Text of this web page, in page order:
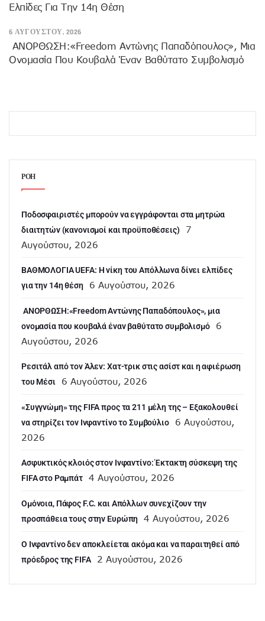
Ελπίδες Για Την 14η Θέση
6 ΑΥΓΟΎΣΤΟΥ, 2026
ANOΡΘΩΣΗ:«Freedom Αντώνης Παπαδόπουλος», Μια
Ονομασία Που Κουβαλά Έναν Βαθύτατο Συμβολισμό
ΡΟΗ
Ποδοσφαιριστές μπορούν να εγγράφονται στα μητρώα
διαιτητών (κανονισμοί και προϋποθέσεις)
7
Αυγούστου, 2026
ΒΑΘΜΟΛΟΓΙΑ UEFA: Η νίκη του Απόλλωνα δίνει ελπίδες
για την 14η θέση
6 Αυγούστου, 2026
ANOΡΘΩΣΗ:«Freedom Αντώνης Παπαδόπουλος», μια
ονομασία που κουβαλά έναν βαθύτατο συμβολισμό
6
Αυγούστου, 2026
Ρεσιτάλ από τον Άλεν: Χατ-τρικ στις ασίστ και η αφιέρωση
του Μέσι
6 Αυγούστου, 2026
«Συγγνώμη» της FIFA προς τα 211 μέλη της – Εξακολουθεί
να στηρίζει τον Ινφαντίνο το Συμβούλιο
6 Αυγούστου,
2026
Ασφυκτικός κλοιός στον Ινφαντίνο: Έκτακτη σύσκεψη της
FIFA στο Ραμπάτ
4 Αυγούστου, 2026
Ομόνοια, Πάφος F.C. και Απόλλων συνεχίζουν την
προσπάθεια τους στην Ευρώπη
4 Αυγούστου, 2026
Ο Ινφαντίνο δεν αποκλείεται ακόμα και να παραιτηθεί από
πρόεδρος της FIFA
2 Αυγούστου, 2026